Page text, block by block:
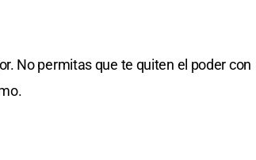
No permitas que te quiten el poder con